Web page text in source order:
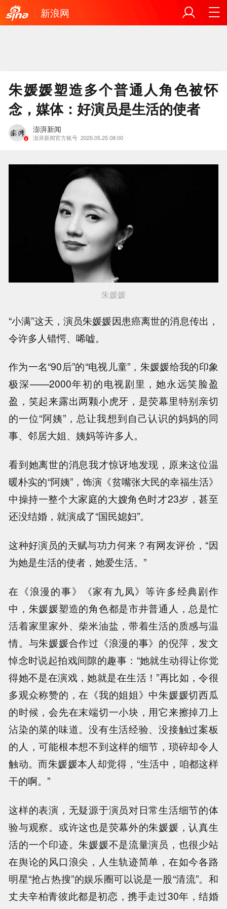
新浪网
朱媛媛塑造多个普通人角色被怀
念，媒体：好演员是生活的使者
澎湃新闻
澎湃新闻官方账号 2025.05.25 08:00
朱媛媛
“小满”这天，演员朱媛媛因患癌离世的消息传出，
令许多人错愕、唏嘘。
作为一名“90后”的“电视儿童”，朱媛媛给我的印象
极深——2000年初的电视剧里，她永远笑脸盈
盈，笑起来露出两颗小虎牙，是荧幕里特别亲切
的一位“阿姨”，总让我想到自己认识的妈妈的同
事、邻居大姐、姨妈等许多人。
看到她离世的消息我才惊讶地发现，原来这位温
暖朴实的“阿姨”，饰演《贫嘴张大民的幸福生活》
中操持一整个大家庭的大嫂角色时才23岁，甚至
还没结婚，就演成了“国民媳妇”。
这种好演员的天赋与功力何来？有网友评价，“因
为她是生活的使者，她爱生活。”
在《浪漫的事》《家有九凤》等许多经典剧作
中，朱媛媛塑造的角色都是市井普通人，总是忙
活着家里家外、柴米油盐，带着生活的质感与温
情。与朱媛媛合作过《浪漫的事》的倪萍，发文
悼念时说起拍戏间隙的趣事：“她就生动得让你觉
得她不是在演戏，她就是在生活！”再比如，令很
多观众称赞的，在《我的姐姐》中朱媛媛切西瓜
的时候，会先在末端切一小块，用它来擦掉刀上
沾染的菜的味道。没有生活经验、没接触过案板
的人，可能根本想不到这样的细节，琐碎却令人
触动。而朱媛媛本人却觉得，“生活中，咱都这样
干的啊。”
这样的表演，无疑源于演员对日常生活细节的体
验与观察。或许这也是荧幕外的朱媛媛，认真生
活的一个印迹。朱媛媛不是流量演员，也很少站
在舆论的风口浪尖，人生轨迹简单，在如今各路
明星“抢占热搜”的娱乐圈可以说是一股“清流”。和
丈夫辛柏青彼此都是初恋，携手走过30年，结婚